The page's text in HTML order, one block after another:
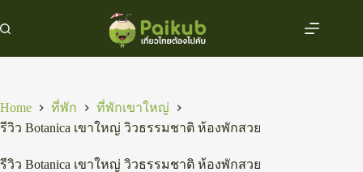
to
content
Home ที่พัก
ที่พักเขาใหญ่
รีวิว Botanica เขาใหญ่ วิวธรรมชาติ ห้องพักสวย
รีวิว Botanica เขาใหญ่ วิวธรรมชาติ ห้องพักสวย